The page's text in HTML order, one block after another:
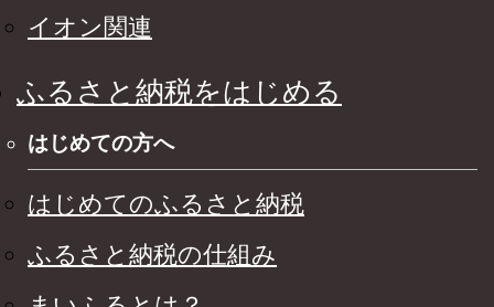
イオン関連
ふるさと納税をはじめる
はじめての方へ
はじめてのふるさと納税
ふるさと納税の仕組み